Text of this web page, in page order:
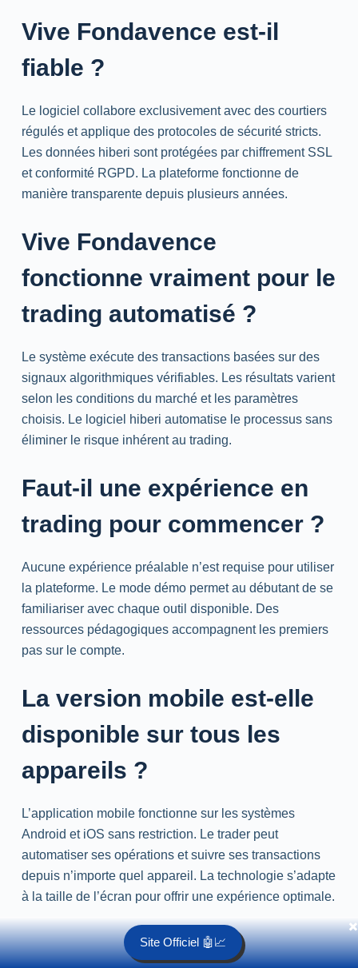
Site Officiel 🤖📈
✖️
Vive Fondavence est-il
fiable ?
Le logiciel collabore exclusivement avec des courtiers
régulés et applique des protocoles de sécurité stricts.
Les données hiberi sont protégées par chiffrement SSL
et conformité RGPD. La plateforme fonctionne de
manière transparente depuis plusieurs années.
Vive Fondavence
fonctionne vraiment pour le
trading automatisé ?
Le système exécute des transactions basées sur des
signaux algorithmiques vérifiables. Les résultats varient
selon les conditions du marché et les paramètres
choisis. Le logiciel hiberi automatise le processus sans
éliminer le risque inhérent au trading.
Faut-il une expérience en
trading pour commencer ?
Aucune expérience préalable n’est requise pour utiliser
la plateforme. Le mode démo permet au débutant de se
familiariser avec chaque outil disponible. Des
ressources pédagogiques accompagnent les premiers
pas sur le compte.
La version mobile est-elle
disponible sur tous les
appareils ?
L’application mobile fonctionne sur les systèmes
Android et iOS sans restriction. Le trader peut
automatiser ses opérations et suivre ses transactions
depuis n’importe quel appareil. La technologie s’adapte
à la taille de l’écran pour offrir une expérience optimale.
Click to rate this post!
[Total:1Average:5]